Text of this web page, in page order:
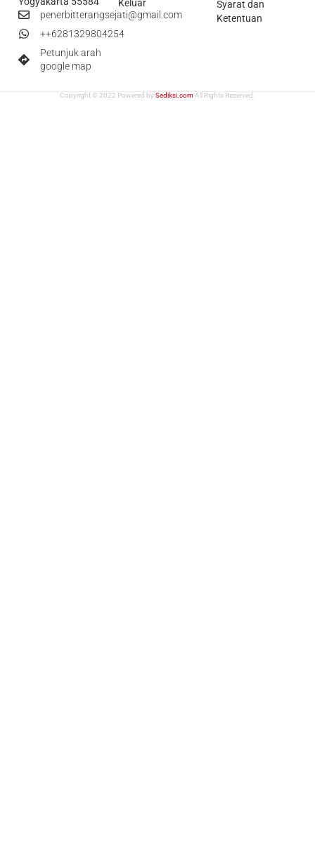
Keluar
Syarat dan
Ketentuan
penerbitterangsejati@gmail.com
++6281329804254
Petunjuk arah
google map
Copyright © 2022 Powered bySediksi.com All Rights Reserved.